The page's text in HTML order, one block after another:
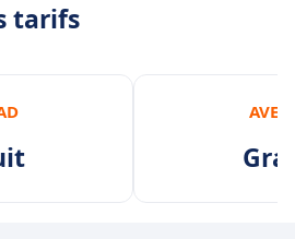
tarifs
AVEC